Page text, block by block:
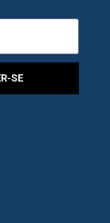
SE